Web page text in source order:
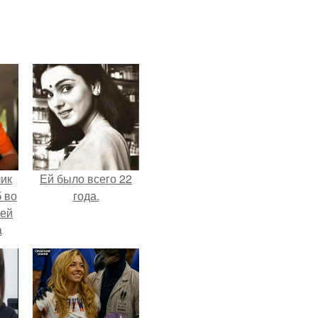
во
Ей было всего 22
года.